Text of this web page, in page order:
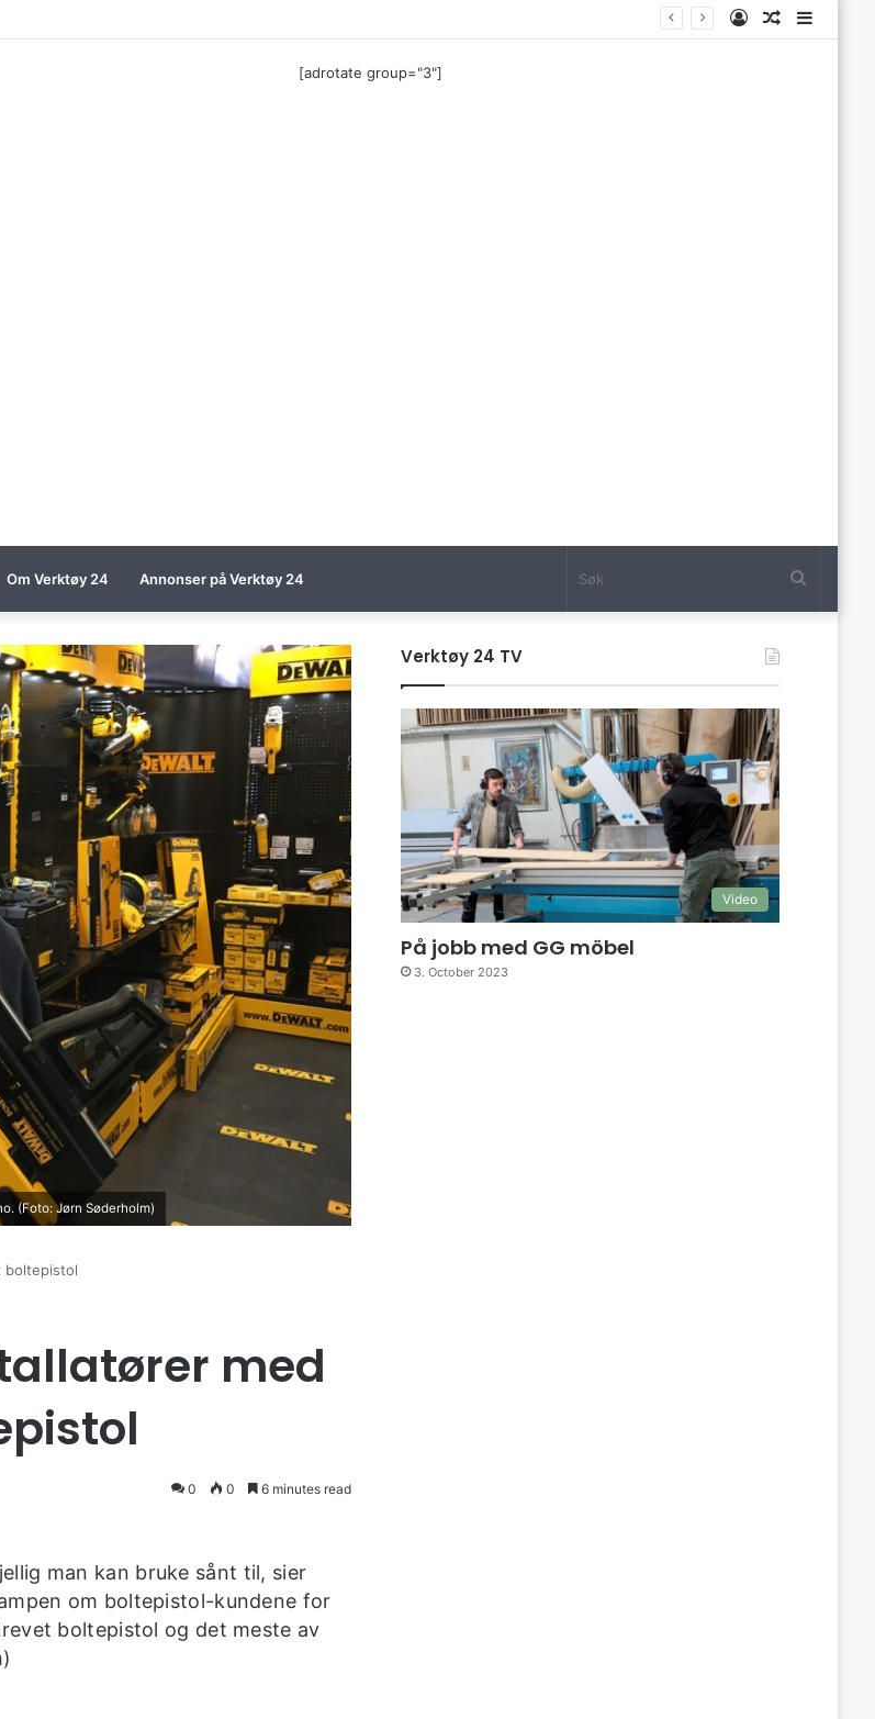
Sidebar
Tilfeldig
Log
[adrotate group="3"]
Om Verktøy 24 Annonser på Verktøy 24
(Foto: Jørn Søderholm)
boltepistol
med
0 0 6 minutes read
man kan bruke sånt til, sier
om boltepistol-kundene for
boltepistol og det meste av
Verktøy 24 TV
Video
På jobb med GG möbel
3. October 2023